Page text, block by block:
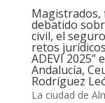
Magistrados,
debatido
civil, el
retos
ADEVI 2025”
Andalucía,
Rodríguez
La ciudad de